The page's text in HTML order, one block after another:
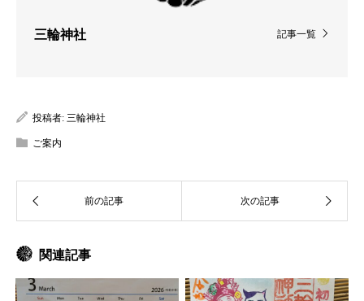
記事一覧
三輪神社
投稿者: 三輪神社
ご案内
関連記事